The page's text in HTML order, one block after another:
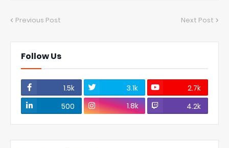
Previous Post Next Post
Follow Us
1.5k 3.1k
2.7k
500
1.8k 4.2k